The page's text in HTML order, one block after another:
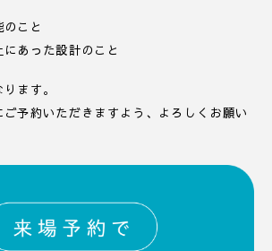
のこと
にあった設計のこと
ます。
ご予約いただきますよう、よろしくお願い